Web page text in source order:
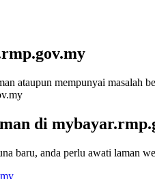
ataupun mempunyai masalah
di
baru, anda perlu awati laman